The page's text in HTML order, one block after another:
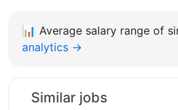
📊 Average salary range of
analytics →
Similar jobs